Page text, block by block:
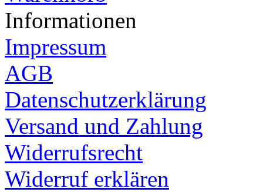
Informationen
Impressum
AGB
Datenschutzerklärung
Versand und Zahlung
Widerrufsrecht
Widerruf erklären